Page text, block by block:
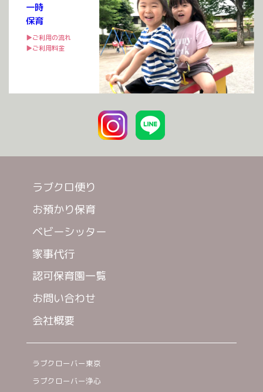
一時
保育
▶ご利用の流れ
▶ご利用料金
ラブクロ便り
お預かり保育
ベビーシッター
家事代行
認可保育園一覧
お問い合わせ
会社概要
ラブクローバー東京
ラブクローバー浄心